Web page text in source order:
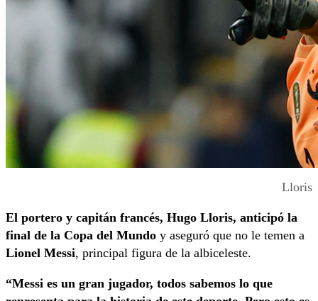
Lloris
El portero y capitán francés, Hugo Lloris, anticipó la
final de la Copa del Mundo y aseguró que no le temen a
Lionel Messi, principal figura de la albiceleste.
“Messi es un gran jugador, todos sabemos lo que